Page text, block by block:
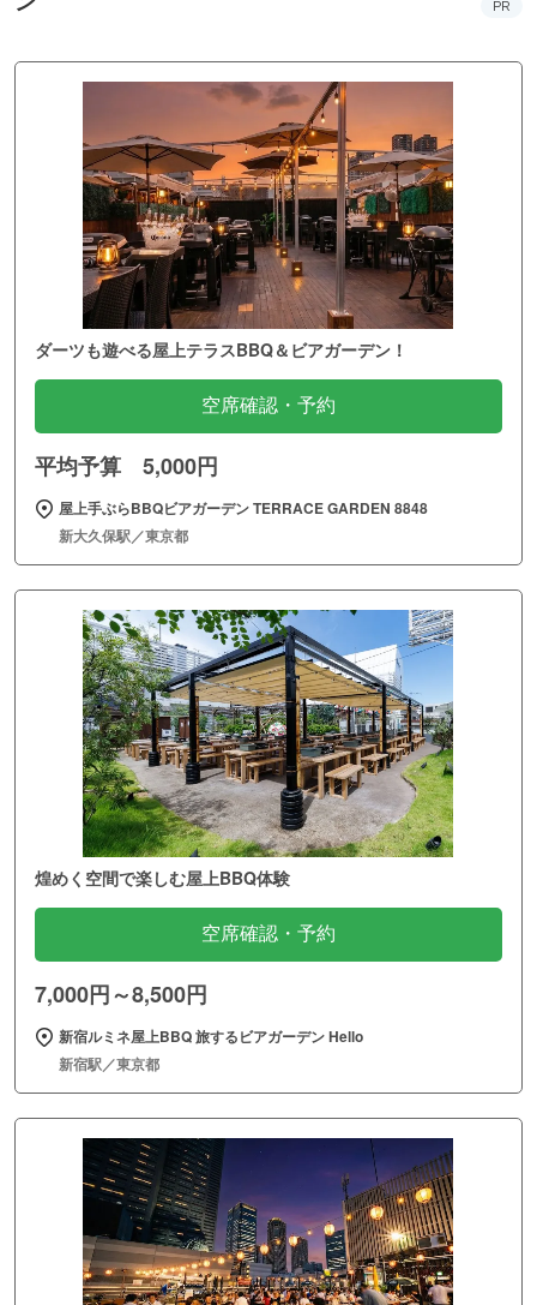
PR
ダーツも遊べる屋上テラスBBQ＆ビアガーデン！
空席確認・予約
平均予算 5,000円
屋上手ぶらBBQビアガーデン TERRACE GARDEN 8848
新大久保駅／東京都
煌めく空間で楽しむ屋上BBQ体験
空席確認・予約
7,000円～8,500円
新宿ルミネ屋上BBQ 旅するビアガーデン Hello
新宿駅／東京都